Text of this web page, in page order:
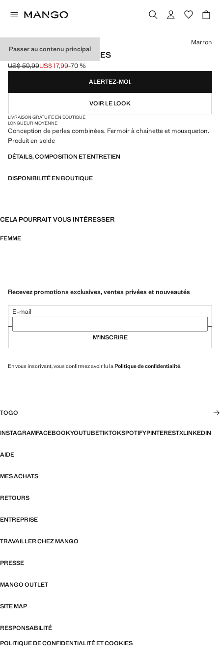
Passer au contenu principal
COLLIER DOUBLE PERLES
Prix initial barré [US$ 59,99 ]
US$ 59,99
Prix actuel [US$ 17,99 ]
US$ 17,99-70 %
Choisissez une couleur
Marron
ALERTEZ-MOI.
VOIR LE LOOK
LIVRAISON GRATUITE EN BOUTIQUE
LONGUEUR MOYENNE
Conception de perles combinées. Fermoir à chaînette et mousqueton.
Produit en solde
DÉTAILS, COMPOSITION ET ENTRETIEN
DISPONIBILITÉ EN BOUTIQUE
CELA POURRAIT VOUS INTÉRESSER
FEMME
Recevez promotions exclusives, ventes privées et nouveautés
E-mail
M’INSCRIRE
En vous inscrivant, vous confirmez avoir lu la Politique de confidentialité.
TOGO
INSTAGRAMFACEBOOKYOUTUBETIKTOKSPOTIFYPINTERESTXLINKEDIN
AIDE
MES ACHATS
RETOURS
ENTREPRISE
TRAVAILLER CHEZ MANGO
PRESSE
MANGO OUTLET
SITE MAP
RESPONSABILITÉ
POLITIQUE DE CONFIDENTIALITÉ ET COOKIES